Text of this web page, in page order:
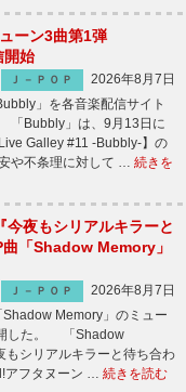
ーン3曲第1弾
開始
Ｊ－ＰＯＰ
2026年8月7日
」を各音楽配信サイト
Bubbly」は、9月13日に
Galley #11 -Bubbly-】の
や不条理に対して … 続きを
今夜もシリアルキラーと
「Shadow Memory」
Ｊ－ＰＯＰ
2026年8月7日
Memory」のミュー
した。 「Shadow
もシリアルキラーと待ち合わ
アフタヌーン … 続きを読む